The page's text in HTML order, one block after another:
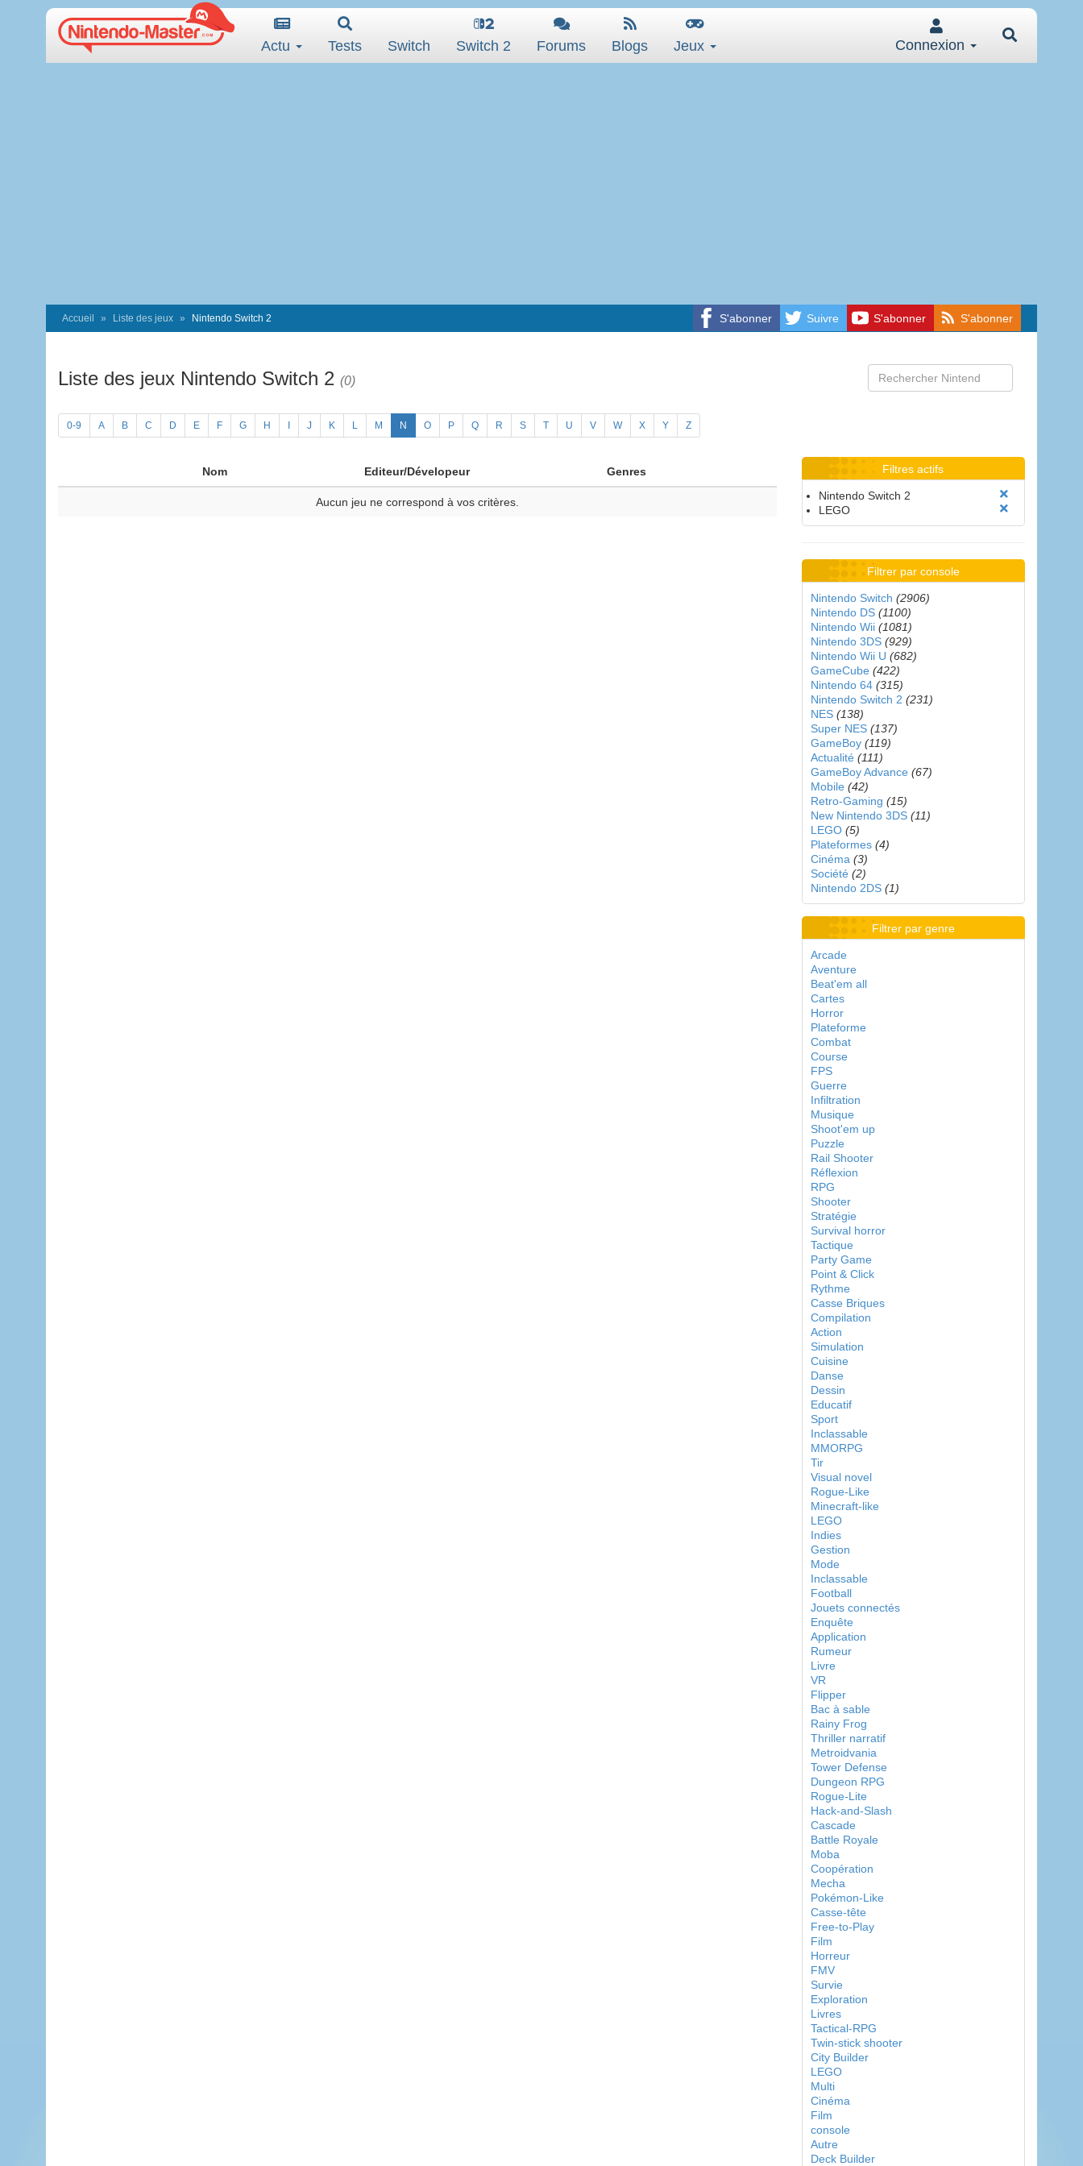
Actu Tests Switch Switch 2 Forums Blogs Jeux Connexion
S'abonner Suivre S'abonner S'abonner
Accueil Liste des jeux Nintendo Switch 2
Liste des jeux Nintendo Switch 2 (0)
0-9 A B C D E F G H J K L M N O P Q R S T U V W X Y Z
Nom Editeur/Dévelopeur Genres
Aucun jeu ne correspond à vos critères.
Filtres actifs
Nintendo Switch 2
LEGO
Filtrer par console
Nintendo Switch (2906)
Nintendo DS (1100)
Nintendo Wii (1081)
Nintendo 3DS (929)
Nintendo Wii U (682)
GameCube (422)
Nintendo 64 (315)
Nintendo Switch 2 (231)
NES (138)
Super NES (137)
GameBoy (119)
Actualité (111)
GameBoy Advance (67)
Mobile (42)
Retro-Gaming (15)
New Nintendo 3DS (11)
LEGO (5)
Plateformes (4)
Cinéma (3)
Société (2)
Nintendo 2DS (1)
Filtrer par genre
Arcade
Aventure
Beat'em all
Cartes
Horror
Plateforme
Combat
Course
FPS
Guerre
Infiltration
Musique
Shoot'em up
Puzzle
Rail Shooter
Réflexion
RPG
Shooter
Stratégie
Survival horror
Tactique
Party Game
Point & Click
Rythme
Casse Briques
Compilation
Action
Simulation
Cuisine
Danse
Dessin
Educatif
Sport
Inclassable
MMORPG
Tir
Visual novel
Rogue-Like
Minecraft-like
LEGO
Indies
Gestion
Mode
Inclassable
Football
Jouets connectés
Enquête
Application
Rumeur
Livre
VR
Flipper
Bac à sable
Rainy Frog
Thriller narratif
Metroidvania
Tower Defense
Dungeon RPG
Rogue-Lite
Hack-and-Slash
Cascade
Battle Royale
Moba
Coopération
Mecha
Pokémon-Like
Casse-tête
Free-to-Play
Film
Horreur
FMV
Survie
Exploration
Livres
Tactical-RPG
Twin-stick shooter
City Builder
LEGO
Multi
Cinéma
Film
console
Autre
Deck Builder